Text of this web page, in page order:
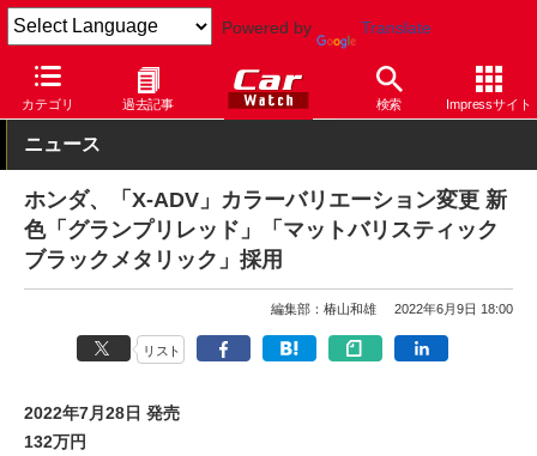
Powered by Translate
カテゴリ 過去記事 検索 Impressサイト
Car Watch モーターサイクル ホンダ
ニュース
ホンダ、「X-ADV」カラーバリエーション変更 新
色「グランプリレッド」「マットバリスティック
ブラックメタリック」採用
編集部：椿山和雄 2022年6月9日 18:00
リスト
2022年7月28日 発売
132万円